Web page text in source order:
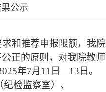
公示
和推荐申报限额，我院
正的原则，对我院教师
5年7月 11 日—13 日。
纪检监察室）、